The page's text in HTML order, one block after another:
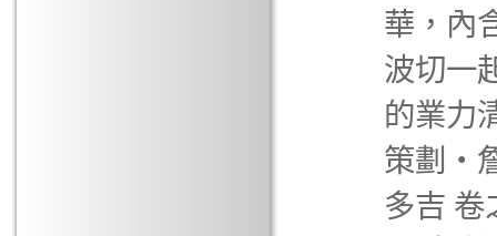
華，內
波切一
的業力
策劃‧
多吉